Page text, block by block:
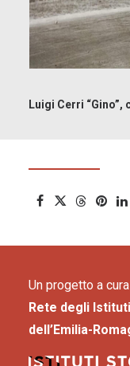
Luigi Cerri
Un progetto a
Rete degli
dell’Emilia-